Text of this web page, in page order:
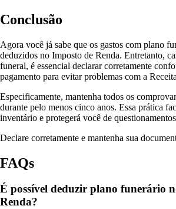
Conclusão
Agora você já sabe que os gastos com plano
deduzidos no Imposto de Renda. Entretanto,
funeral, é essencial declarar corretamente
pagamento para evitar problemas com a
Especificamente, mantenha todos os
durante pelo menos cinco anos. Essa prática
inventário e protegerá você de
Declare corretamente e mantenha sua
FAQs
É possível deduzir plano funerário
Renda?